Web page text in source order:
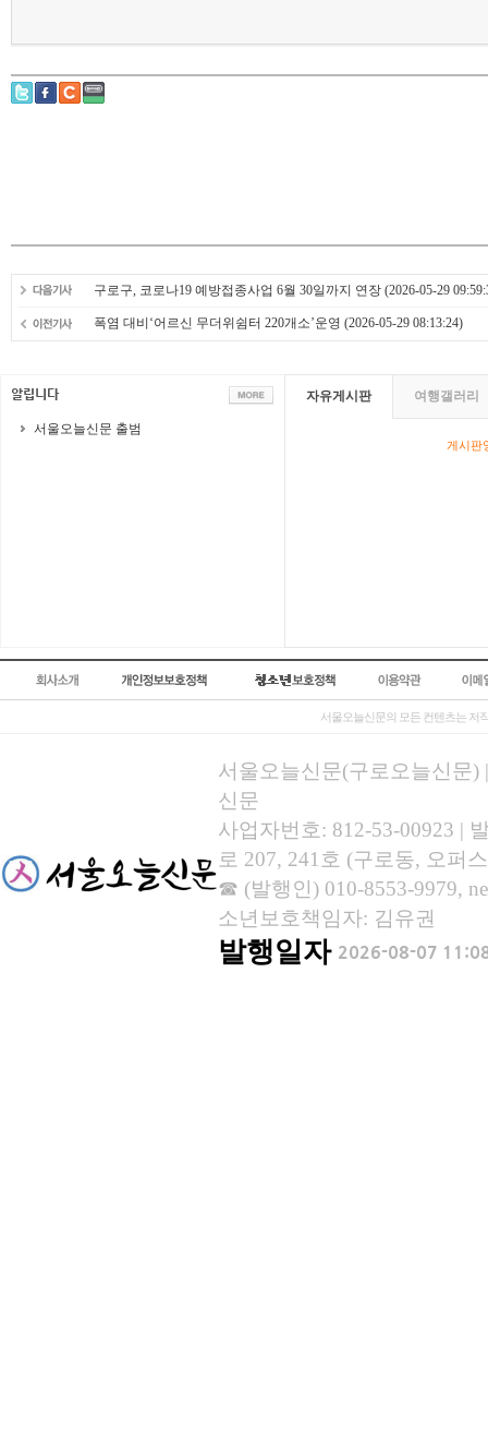
구로구, 코로나19 예방접종사업 6월 30일까지 연장 (2026-05-29
폭염 대비‘어르신 무더위쉼터 220개소’운영 (2026-05-29 08:13:24)
서울오늘신문 출범
자유게시판 여행갤러리
게시판
서울오늘신문의 모든 컨텐츠는 저
서울오늘신문(구로오늘신문)
신문
사업자번호: 812-53-00923 |
로 207, 241호 (구로동, 오퍼
☎ (발행인) 010-8553-9979,
소년보호책임자: 김유권
발행일자